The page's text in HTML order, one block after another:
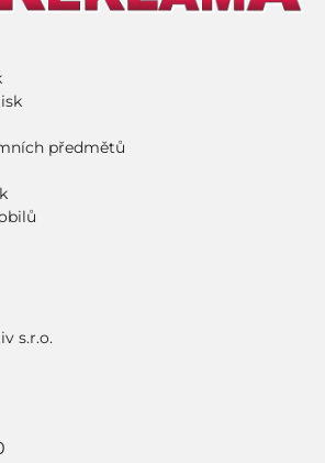
předmětů
s.r.o.